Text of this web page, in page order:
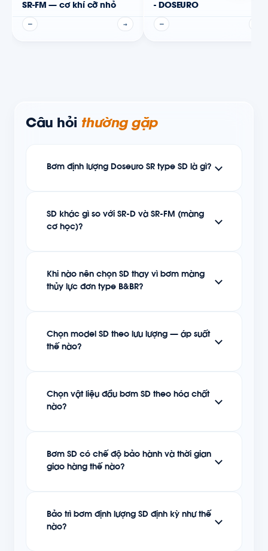
SR-FM — cơ khí cỡ nhỏ
— →
- DOSEURO
—
Câu hỏi thường gặp
Bơm định lượng Doseuro SR type SD là gì?
SD khác gì so với SR-D và SR-FM (màng
cơ học)?
Khi nào nên chọn SD thay vì bơm màng
thủy lực đơn type B&BR?
Chọn model SD theo lưu lượng — áp suất
thế nào?
Chọn vật liệu đầu bơm SD theo hóa chất
nào?
Bơm SD có chế độ bảo hành và thời gian
giao hàng thế nào?
Bảo trì bơm định lượng SD định kỳ như thế
nào?